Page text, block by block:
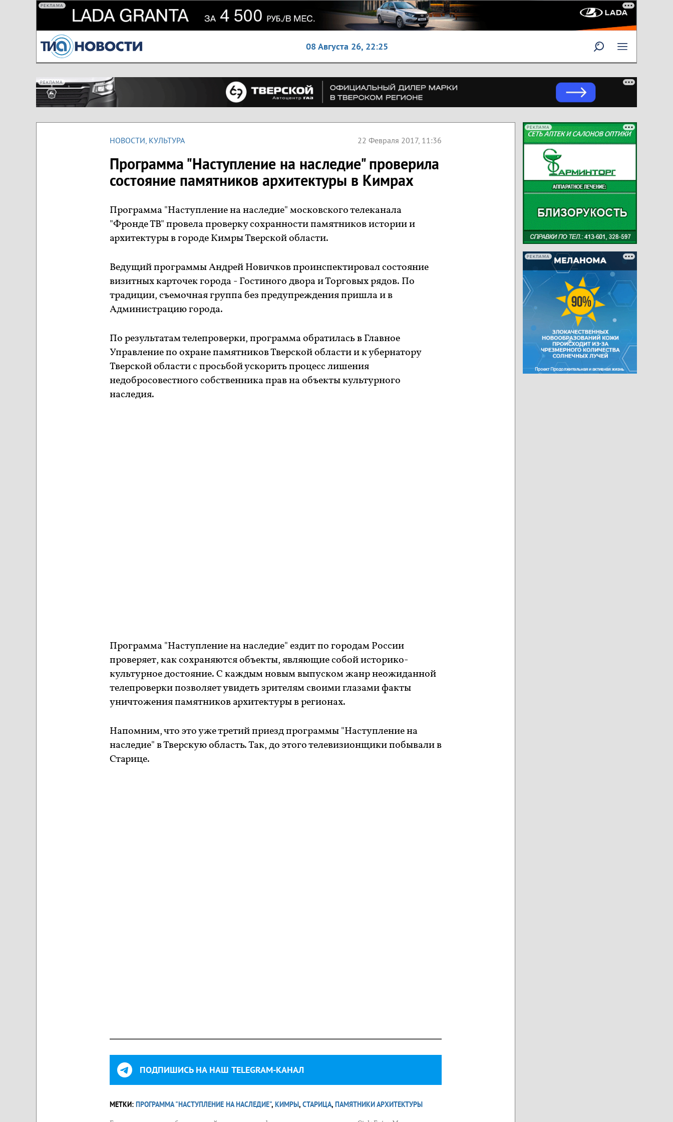
РЕКЛАМА
08 Августа 26, 22:25
РЕКЛАМА
НОВОСТИ, КУЛЬТУРА 22 Февраля 2017, 11:36
Программа "Наступление на наследие" проверила
состояние памятников архитектуры в Кимрах
Программа "Наступление на наследие" московского телеканала
"Фронде ТВ" провела проверку сохранности памятников истории и
архитектуры в городе Кимры Тверской области.
Ведущий программы Андрей Новичков проинспектировал состояние
визитных карточек города - Гостиного двора и Торговых рядов. По
традиции, съемочная группа без предупреждения пришла и в
Администрацию города.
По результатам телепроверки, программа обратилась в Главное
Управление по охране памятников Тверской области и к убернатору
Тверской области с просьбой ускорить процесс лишения
недобросовестного собственника прав на объекты культурного
наследия.
Программа "Наступление на наследие" ездит по городам России
проверяет, как сохраняются объекты, являющие собой историко-
культурное достояние. С каждым новым выпуском жанр неожиданной
телепроверки позволяет увидеть зрителям своими глазами факты
уничтожения памятников архитектуры в регионах.
Напомним, что это уже третий приезд программы "Наступление на
наследие" в Тверскую область. Так, до этого телевизионщики побывали в
Старице.
ПОДПИШИСЬ НА НАШ TELEGRAM-КАНАЛ
МЕТКИ: ПРОГРАММА "НАСТУПЛЕНИЕ НА НАСЛЕДИЕ", КИМРЫ, СТАРИЦА, ПАМЯТНИКИ АРХИТЕКТУРЫ
РЕКЛАМА
РЕКЛАМА